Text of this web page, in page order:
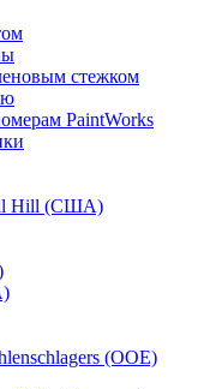
стежком
PaintWorks
Hill (США)
(OOE)